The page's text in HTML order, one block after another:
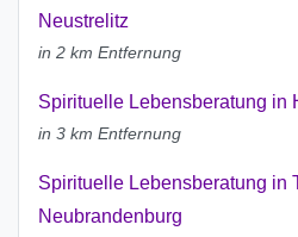
Neustrelitz
in 2 km Entfernung
Spirituelle Lebensberatung in
in 3 km Entfernung
Spirituelle Lebensberatung in
Neubrandenburg